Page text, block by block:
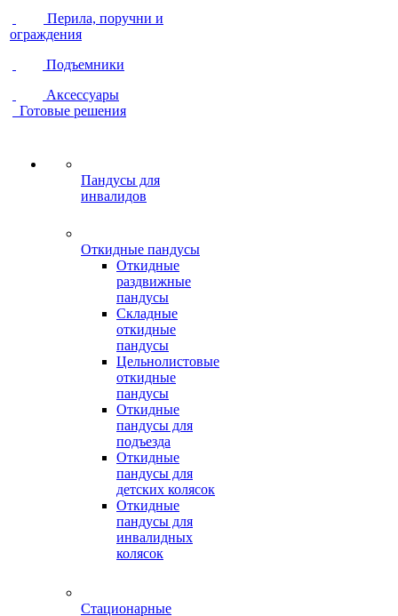
Перила, поручни и
ограждения
Подъемники
Аксессуары
Готовые решения
Пандусы для
инвалидов
Откидные пандусы
Откидные
раздвижные
пандусы
Складные
откидные
пандусы
Цельнолистовые
откидные
пандусы
Откидные
пандусы для
подъезда
Откидные
пандусы для
детских колясок
Откидные
пандусы для
инвалидных
колясок
Стационарные